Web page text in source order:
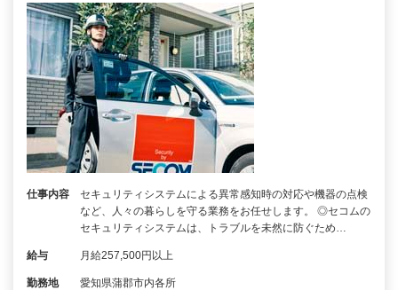
仕事内容
セキュリティシステムによる異常感知時の対応や機器の点検
など、人々の暮らしを守る業務をお任せします。 ◎セコムの
セキュリティシステムは、トラブルを未然に防ぐため…
給与 月給257,500円以上
勤務地 愛知県蒲郡市内各所